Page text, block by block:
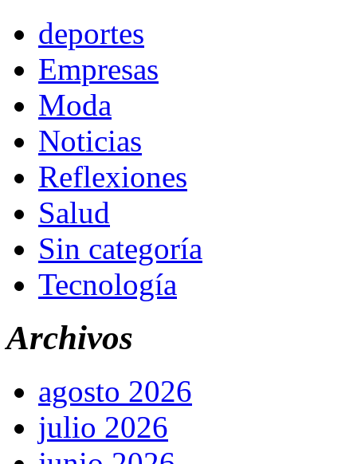
deportes
Empresas
Moda
Noticias
Reflexiones
Salud
Sin categoría
Tecnología
Archivos
agosto 2026
julio 2026